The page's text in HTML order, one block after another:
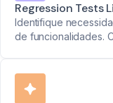
Regression Tests
Identifique
de funcionalidades.